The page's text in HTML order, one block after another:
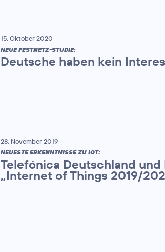
15. Oktober 2020
NEUE FESTNETZ-STUDIE:
Deutsche haben kein
28. November 2019
NEUESTE ERKENNTNISSE ZU IOT:
Telefónica Deutschland
„Internet of Things 2019/